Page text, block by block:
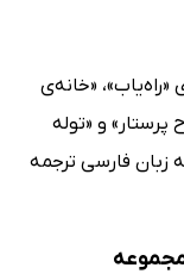
«خانه‌ی
و «توله
زبان فارسی ترجمه